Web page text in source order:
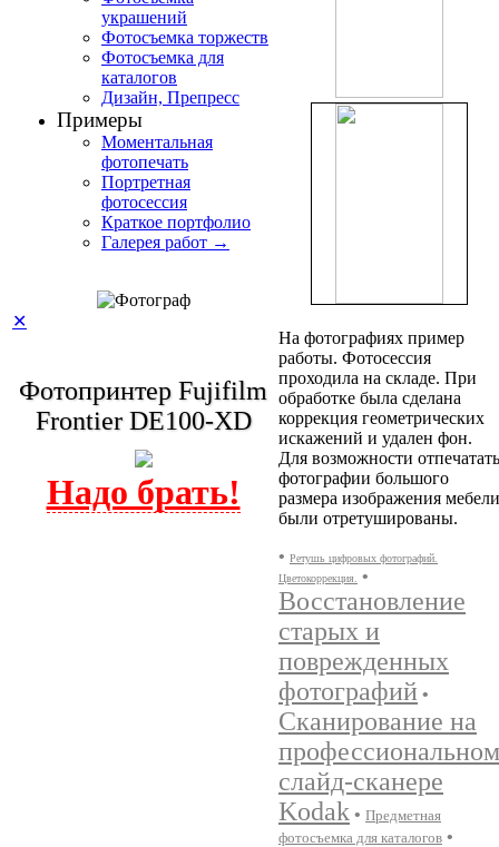
На фотографиях пример
работы. Фотосессия
проходила на складе. При
обработке была сделана
коррекция геометрических
искажений и удален фон.
Для возможности отпечатать
фотографии большого
размера изображения мебели
были отретушированы.
• Ретушь цифровых фотографий.
Цветокоррекция.
•
Восстановление
старых и
поврежденных
фотографий •
Сканирование на
профессиональном
слайд-сканере
Kodak • Предметная
фотосъемка для каталогов •
украшений
Фотосъемка торжеств
Фотосъемка для
каталогов
Дизайн, Препресс
Примеры
Моментальная
фотопечать
Портретная
фотосессия
Краткое портфолио
Галерея работ →
✕
Фотопринтер Fujifilm
Frontier DE100-XD